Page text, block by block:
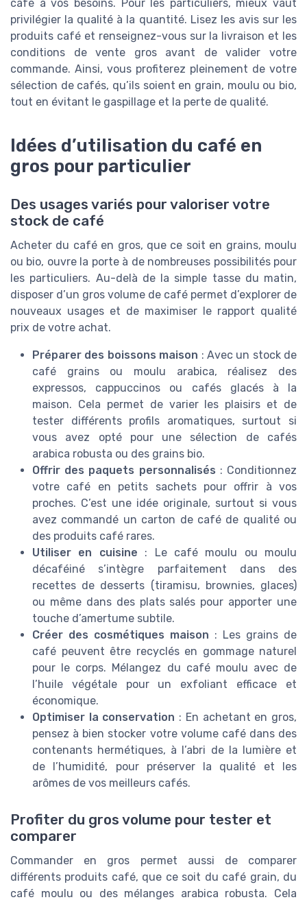
café à vos besoins. Pour les particuliers, mieux vaut
privilégier la qualité à la quantité. Lisez les avis sur les
produits café et renseignez-vous sur la livraison et les
conditions de vente gros avant de valider votre
commande. Ainsi, vous profiterez pleinement de votre
sélection de cafés, qu’ils soient en grain, moulu ou bio,
tout en évitant le gaspillage et la perte de qualité.
Idées d’utilisation du café en
gros pour particulier
Des usages variés pour valoriser votre
stock de café
Acheter du café en gros, que ce soit en grains, moulu
ou bio, ouvre la porte à de nombreuses possibilités pour
les particuliers. Au-delà de la simple tasse du matin,
disposer d’un gros volume de café permet d’explorer de
nouveaux usages et de maximiser le rapport qualité
prix de votre achat.
Préparer des boissons maison : Avec un stock de
café grains ou moulu arabica, réalisez des
expressos, cappuccinos ou cafés glacés à la
maison. Cela permet de varier les plaisirs et de
tester différents profils aromatiques, surtout si
vous avez opté pour une sélection de cafés
arabica robusta ou des grains bio.
Offrir des paquets personnalisés : Conditionnez
votre café en petits sachets pour offrir à vos
proches. C’est une idée originale, surtout si vous
avez commandé un carton de café de qualité ou
des produits café rares.
Utiliser en cuisine : Le café moulu ou moulu
décaféiné s’intègre parfaitement dans des
recettes de desserts (tiramisu, brownies, glaces)
ou même dans des plats salés pour apporter une
touche d’amertume subtile.
Créer des cosmétiques maison : Les grains de
café peuvent être recyclés en gommage naturel
pour le corps. Mélangez du café moulu avec de
l’huile végétale pour un exfoliant efficace et
économique.
Optimiser la conservation : En achetant en gros,
pensez à bien stocker votre volume café dans des
contenants hermétiques, à l’abri de la lumière et
de l’humidité, pour préserver la qualité et les
arômes de vos meilleurs cafés.
Profiter du gros volume pour tester et
comparer
Commander en gros permet aussi de comparer
différents produits café, que ce soit du café grain, du
café moulu ou des mélanges arabica robusta. Cela